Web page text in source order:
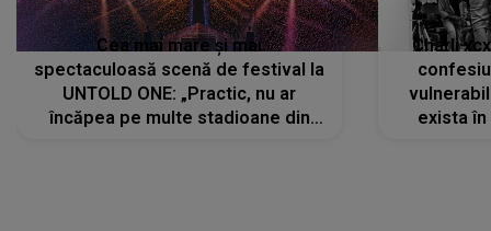
Cea mai mare și mai
spectaculoasă scenă de festival la
UNTOLD ONE: „Practic, nu ar
încăpea pe multe stadioane din
Charli
exista